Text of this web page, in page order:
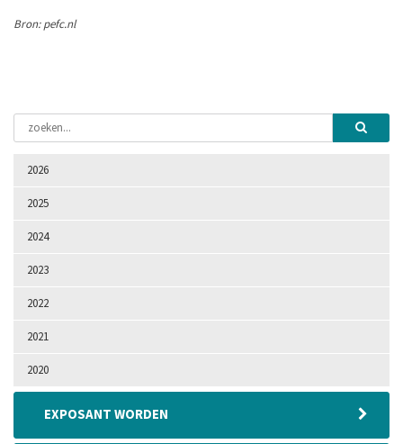
2026
2025
2024
2023
2022
2021
2020
EXPOSANT WORDEN
Bron: pefc.nl